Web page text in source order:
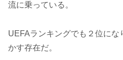
流に乗っている。
UEFAランキングでも２位にな
かす存在だ。